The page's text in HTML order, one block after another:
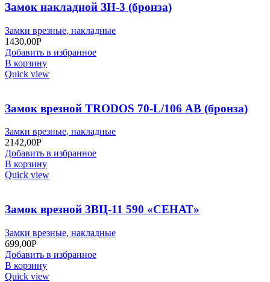
Замок накладной ЗН-3 (бронза)
Замки врезные, накладные
1430,00Р
Добавить в избранное
В корзину
Quick view
Замок врезной TRODOS 70-L/106 АВ (бронза)
Замки врезные, накладные
2142,00Р
Добавить в избранное
В корзину
Quick view
Замок врезной 3ВЦ-11 590 «СЕНАТ»
Замки врезные, накладные
699,00Р
Добавить в избранное
В корзину
Quick view